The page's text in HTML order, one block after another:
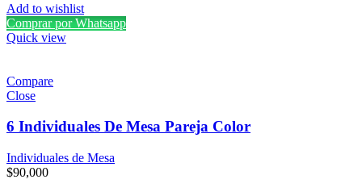
Add to wishlist
Comprar por Whatsapp
Quick view
Compare
Close
6 Individuales De Mesa Pareja Color
Individuales de Mesa
$90,000